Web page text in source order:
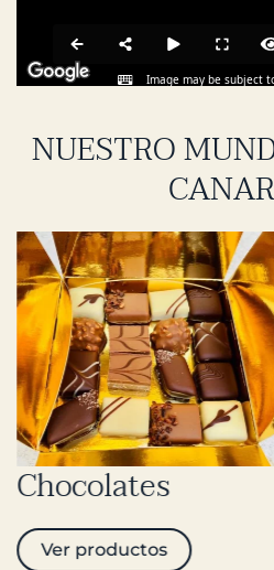
NUESTRO
Vinos
Ver productos